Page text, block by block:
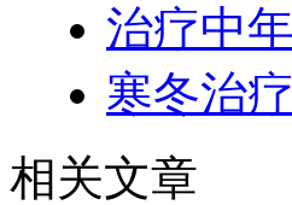
治疗中
寒冬治
相关文章